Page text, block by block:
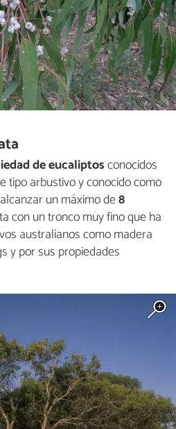
de eucaliptosconocidos
tipo arbustivo y conocido como
un máximo de8
con un tronco muy fino que ha
australianos como madera
y por sus propiedades